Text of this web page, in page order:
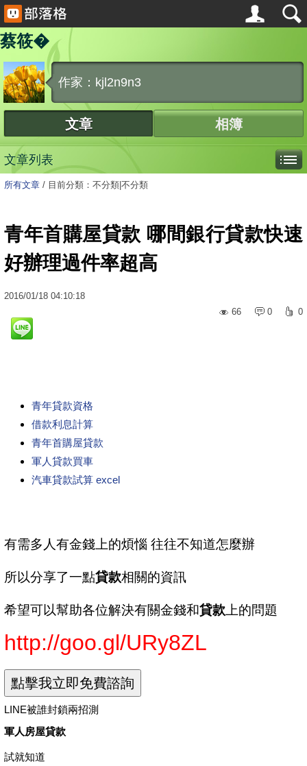
蔡筱�
作家：kjl2n9n3
文章 相簿
文章列表
所有文章 / 目前分類：不分類|不分類
青年首購屋貸款 哪間銀行貸款快速
好辦理過件率超高
2016/01/18 04:10:18
66
0 0
青年貸款資格
借款利息計算
青年首購屋貸款
軍人貸款買車
汽車貸款試算 excel
有需多人有金錢上的煩惱 往往不知道怎麼辦
所以分享了一點貸款相關的資訊
希望可以幫助各位解決有關金錢和貸款 上的問題
http://goo.gl/URy8ZL
LINE被誰封鎖兩招測
軍人房屋貸款
試就知道